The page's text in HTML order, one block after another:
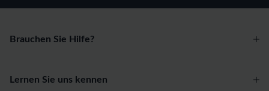
Brauchen Sie Hilfe?
Lernen Sie uns kennen